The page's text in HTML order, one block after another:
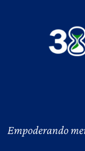
Empoderando